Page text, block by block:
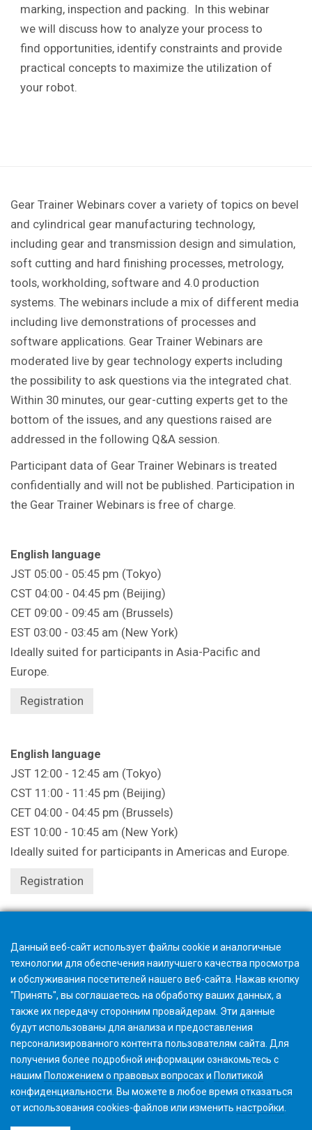
marking, inspection and packing. In this webinar
we will discuss how to analyze your process to
find opportunities, identify constraints and provide
practical concepts to maximize the utilization of
your robot.
Gear Trainer Webinars cover a variety of topics on bevel
and cylindrical gear manufacturing technology,
including gear and transmission design and simulation,
soft cutting and hard finishing processes, metrology,
tools, workholding, software and 4.0 production
systems. The webinars include a mix of different media
including live demonstrations of processes and
software applications. Gear Trainer Webinars are
moderated live by gear technology experts including
the possibility to ask questions via the integrated chat.
Within 30 minutes, our gear-cutting experts get to the
bottom of the issues, and any questions raised are
addressed in the following Q&A session.
Participant data of Gear Trainer Webinars is treated
confidentially and will not be published. Participation in
the Gear Trainer Webinars is free of charge.
English language
JST 05:00 - 05:45 pm (Tokyo)
CST 04:00 - 04:45 pm (Beijing)
CET 09:00 - 09:45 am (Brussels)
EST 03:00 - 03:45 am (New York)
Ideally suited for participants in Asia-Pacific and
Europe.
Registration
English language
JST 12:00 - 12:45 am (Tokyo)
CST 11:00 - 11:45 pm (Beijing)
CET 04:00 - 04:45 pm (Brussels)
EST 10:00 - 10:45 am (New York)
Ideally suited for participants in Americas and Europe.
Registration
Данный веб-сайт использует файлы cookie и аналогичные
технологии для обеспечения наилучшего качества просмотра
и обслуживания посетителей нашего веб-сайта. Нажав кнопку
"Принять", вы соглашаетесь на обработку ваших данных, а
также их передачу сторонним провайдерам. Эти данные
будут использованы для анализа и предоставления
персонализированного контента пользователям сайта. Для
получения более подробной информации ознакомьтесь с
нашим Положением о правовых вопросахи Политикой
конфиденциальности . Вы можете в любое время отказаться
от использования cookies-файлов или изменить настройки